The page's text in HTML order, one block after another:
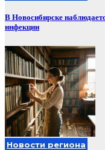
В Новосибирске
инфекции
Новости региона